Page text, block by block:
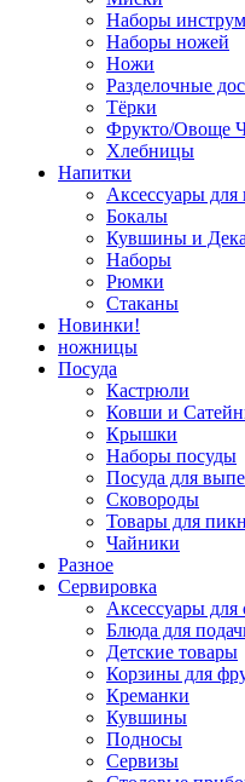
Наборы
Наборы ножей
Ножи
Разделочные
Тёрки
Фрукто/Овоще
Хлебницы
Напитки
Аксессуары для
Бокалы
Кувшины и
Наборы
Рюмки
Стаканы
Новинки!
ножницы
Посуда
Кастрюли
Ковши и
Крышки
Наборы посуды
Посуда для
Сковороды
Товары для
Чайники
Разное
Сервировка
Аксессуары для
Блюда для
Детские товары
Корзины для
Креманки
Кувшины
Подносы
Сервизы